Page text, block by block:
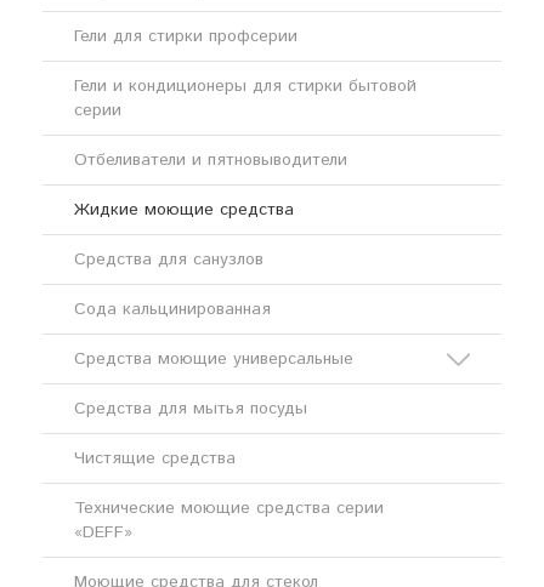
Гели для стирки профсерии
Гели и кондиционеры для стирки бытовой
серии
Отбеливатели и пятновыводители
Жидкие моющие средства
Средства для санузлов
Сода кальцинированная
Средства моющие универсальные
Кислотные моющие средства
Щелочные моющие средства
Средства для мытья посуды
Чистящие средства
Технические моющие средства серии
«DEFF»
Моющие средства для стекол